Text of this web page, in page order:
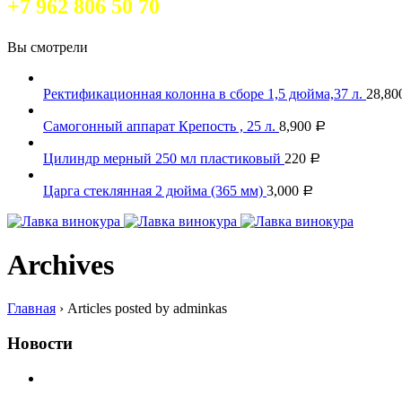
+7 962 806 50 70
Вы смотрели
Ректификационная колонна в сборе 1,5 дюйма,37 л.
Самогонный аппарат Крепость , 25 л. 8,900 Р
Цилиндр мерный 250 мл пластиковый 220 Р
Царга стеклянная 2 дюйма (365 мм) 3,000 Р
Archives
Главная › Articles posted by adminkas
Новости